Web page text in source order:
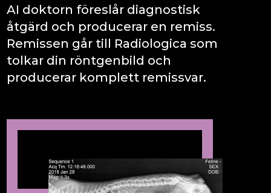
AI doktorn föreslår diagnostisk
åtgärd och producerar en remiss.
Remissen går till Radiologica som
tolkar din röntgenbild och
producerar komplett remissvar.